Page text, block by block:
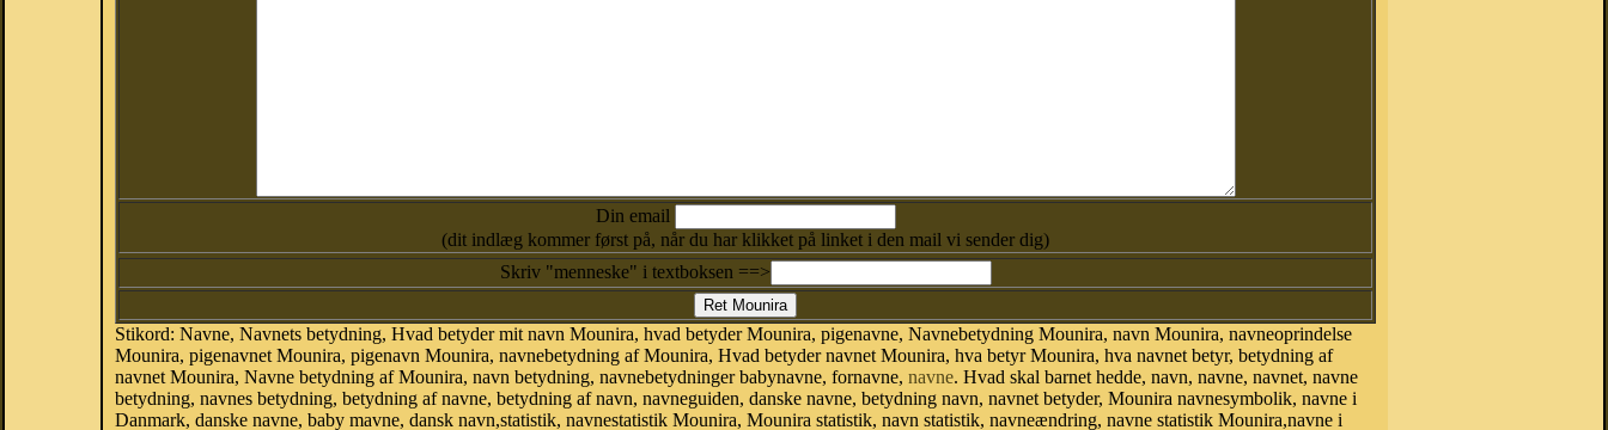
Din email
(dit indlæg kommer først på, når du har klikket på linket i den mail vi sender dig)
Skriv "menneske" i textboksen ==>
Stikord: Navne, Navnets betydning, Hvad betyder mit navn Mounira, hvad betyder Mounira, pigenavne, Navnebetydning Mounira, navn Mounira, navneoprindelse
Mounira, pigenavnet Mounira, pigenavn Mounira, navnebetydning af Mounira, Hvad betyder navnet Mounira, hva betyr Mounira, hva navnet betyr, betydning af
navnet Mounira, Navne betydning af Mounira, navn betydning, navnebetydninger babynavne, fornavne, navne. Hvad skal barnet hedde, navn, navne, navnet, navne
betydning, navnes betydning, betydning af navne, betydning af navn, navneguiden, danske navne, betydning navn, navnet betyder, Mounira navnesymbolik, navne i
Danmark, danske navne, baby mavne, dansk navn,statistik, navnestatistik Mounira, Mounira statistik, navn statistik, navneændring, navne statistik Mounira,navne i